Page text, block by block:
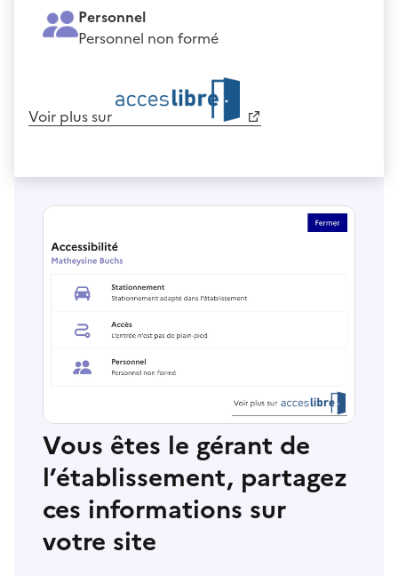
Personnel
Personnel non formé
Voir plus sur
Vous êtes le gérant de
l’établissement, partagez
ces informations sur
votre site